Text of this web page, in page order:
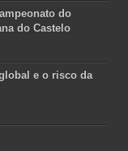
do
do Castelo
e o risco da